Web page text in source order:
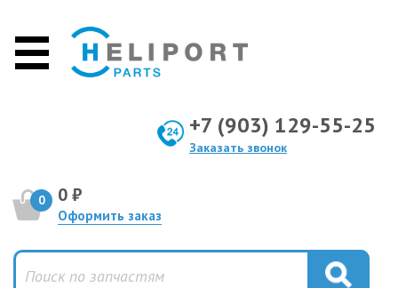
+7 (903) 129-55-25
Заказать звонок
0 0 ₽
Оформить заказ